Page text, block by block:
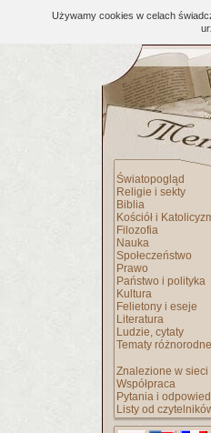
Używamy cookies w celach
Światopogląd
Religie i sekty
Biblia
Kościół i
Filozofia
Nauka
Społeczeństwo
Prawo
Państwo i polityka
Kultura
Felietony i eseje
Literatura
Ludzie, cytaty
Tematy różnorodne
Znalezione w sieci
Współpraca
Pytania i
Listy od